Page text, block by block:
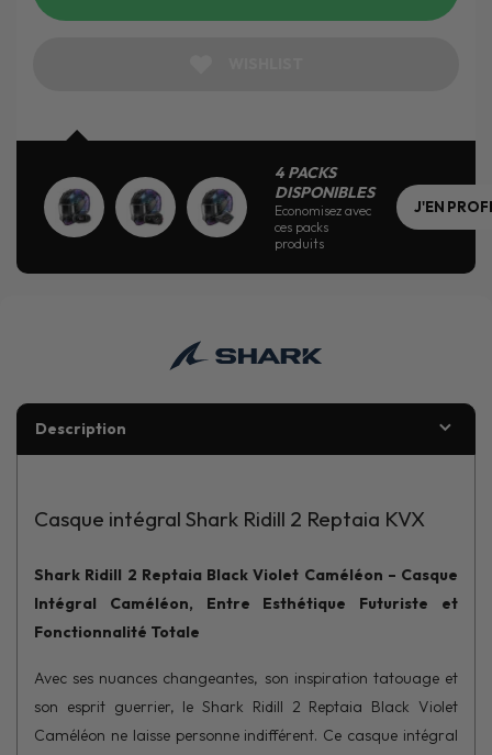
4 PACKS
DISPONIBLES
Economisez avec
ces packs
produits
J'EN
Description
Casque intégral Shark Ridill 2 Reptaia KVX
Shark Ridill 2 Reptaia Black Violet Caméléon – Casque
Intégral Caméléon, Entre Esthétique Futuriste et
Fonctionnalité Totale
Avec ses nuances changeantes, son inspiration tatouage et
son esprit guerrier, le Shark Ridill 2 Reptaia Black Violet
Caméléon ne laisse personne indifférent. Ce casque intégral